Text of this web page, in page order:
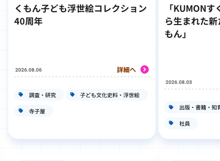
くもん子ども浮世絵コレクション
40周年
2026.08.06 詳細へ
調査・研究 子ども文化史料・浮世絵
寺子屋
「KUMON
ら生まれた
もん」
2026.08.03
出版・書籍・知
社員